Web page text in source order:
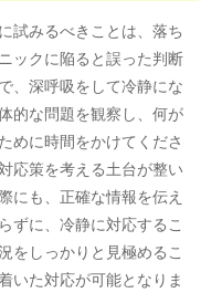
試みるべきことは、落ち
ックに陥ると誤った判断
、深呼吸をして冷静にな
的な問題を観察し、何が
めに時間をかけてくださ
応策を考える土台が整い
にも、正確な情報を伝え
ずに、冷静に対応するこ
をしっかりと見極めるこ
いた対応が可能となりま